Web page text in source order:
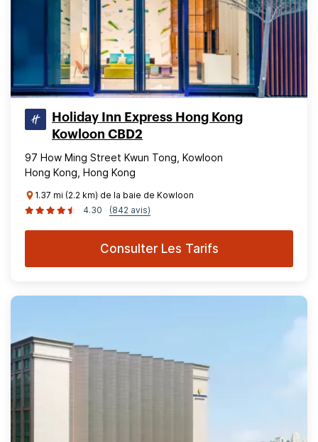
Holiday Inn Express Hong Kong
Kowloon CBD2
97 How Ming Street Kwun Tong, Kowloon
Hong Kong, Hong Kong
1.37 mi (2.2 km) de la baie de Kowloon
4.30
(842 avis)
Consulter Les Tarifs